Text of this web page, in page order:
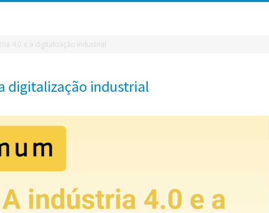
4.0 e a digitalização industrial
digitalização industrial